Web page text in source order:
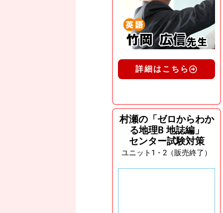
詳細はこちら
村瀬の「ゼロからわか
る地理B 地誌編」
センター試験対策
ユニット1・2（販売終了）